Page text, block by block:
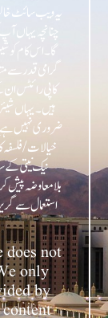
یہ ویب سائٹ
چنانچہ یہاں آپ
گا۔ اس کام کو
گرامی قدر سے
کاپی رائٹس ان
ہیں۔ یہاں
ضروری نہیں ہے
خیالات/فلسفہ
نیک نیتی کے
بلامعاوضہ
استعمال سے گریز کریں اور افادہ عام کے لیے مفت شیئر کریں۔ جزاک اللہ
not
only
by